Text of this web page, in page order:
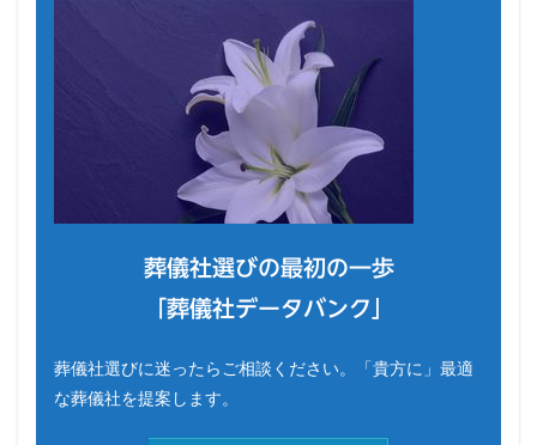
葬儀社選びの最初の一歩
「葬儀社データバンク」
葬儀社選びに迷ったらご相談ください。「貴方に」最適
な葬儀社を提案します。